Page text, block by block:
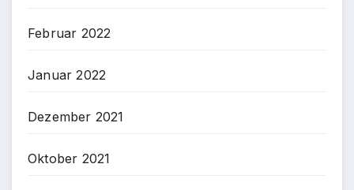
Februar 2022
Januar 2022
Dezember 2021
Oktober 2021